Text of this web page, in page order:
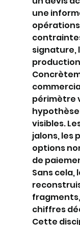
une
signature,
périmètre
visibles.
jalons, les
options
de
Sans cela,
chiffres
Cette